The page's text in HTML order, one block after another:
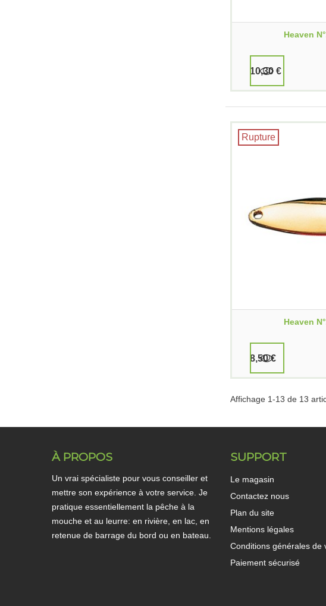
Heaven
10,30 €
Rupture
Heaven
8,50 €
Affichage 1-13 de 13
À PROPOS
Un vrai spécialiste pour vous conseiller et
mettre son expérience à votre service. Je
pratique essentiellement la pêche à la
mouche et au leurre: en rivière, en lac, en
retenue de barrage du bord ou en bateau.
SUPPORT
Le magasin
Contactez nous
Plan du site
Mentions légales
Conditions générales de
Paiement sécurisé